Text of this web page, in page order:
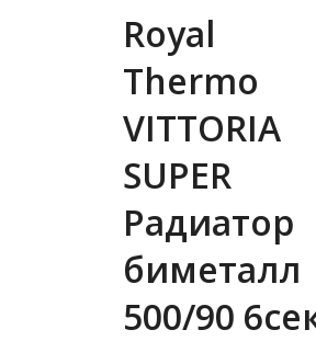
Royal
Thermo
VITTORIA
SUPER
Радиатор
биметалл
500/90